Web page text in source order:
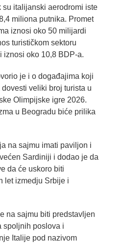
su italijanski aerodromi iste
miliona putnika. Promet
iznosi oko 50 milijardi
turističkom sektoru
iznosi oko 10,8 BDP-a.
je i o događajima koji
veliki broj turista u
Olimpijske igre 2026.
u Beogradu biće prilika
na sajmu imati paviljon i
Sardiniji i dodao je da
da će uskoro biti
let izmedju Srbije i
na sajmu biti predstavljen
spoljnih poslova i
Italije pod nazivom